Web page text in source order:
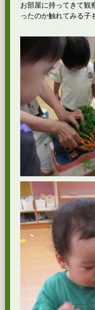
お部屋に持ってきて観
ったのか触れてみる子